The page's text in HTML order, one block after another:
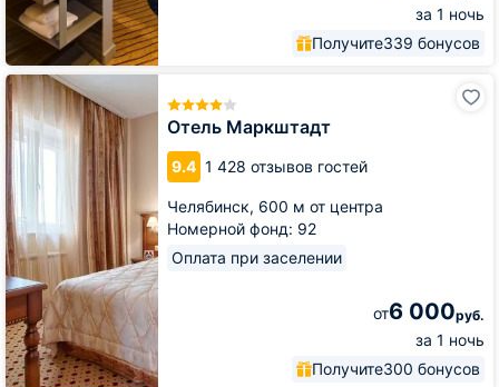
за 1 ночь
Получите339 бонусов
Отель Маркштадт
9.4 1 428 отзывов гостей
Челябинск, 600 м от центра
Номерной фонд: 92
Оплата при заселении
от6 000руб.
за 1 ночь
Получите300 бонусов
Отель
Маркштадт